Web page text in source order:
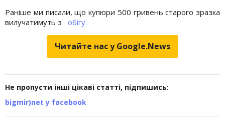
Раніше ми писали, що купюри 500 гривень старого зразка
вилучатимуть з
обігу.
Читайте нас у Google.News
Не пропусти інші цікаві статті, підпишись:
bigmir)net у facebook